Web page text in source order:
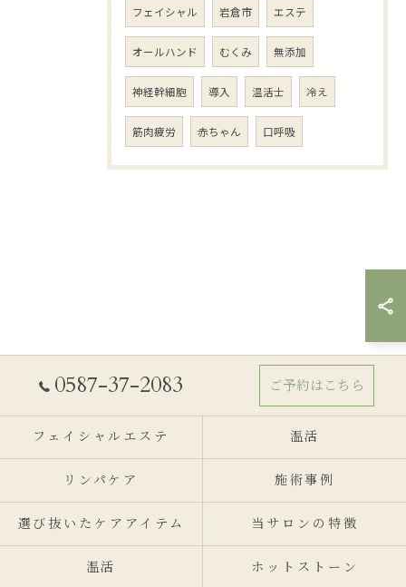
フェイシャル 岩倉市 エステ
オールハンド むくみ 無添加
神経幹細胞 導入 温活士 冷え
筋肉疲労 赤ちゃん 口呼吸
0587-37-2083 ご予約はこちら
フェイシャルエステ 温活
リンパケア 施術事例
選び抜いたケアアイテム 当サロンの特徴
温活 ホットストーン